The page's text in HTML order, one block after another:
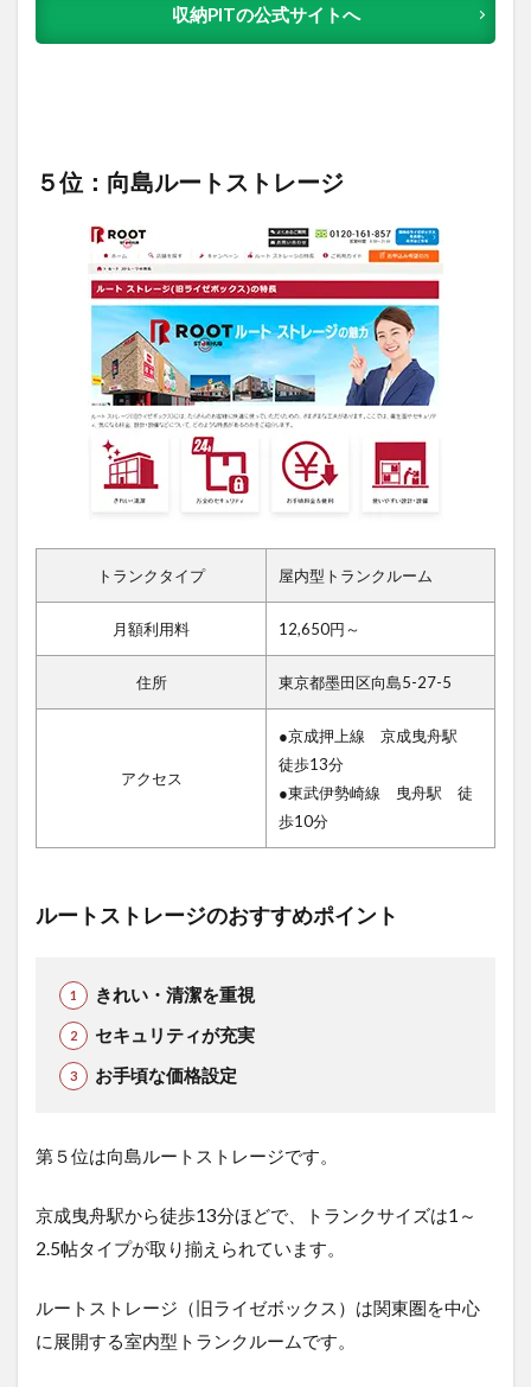
収納PITの公式サイトへ
５位：向島ルートストレージ
トランクタイプ 屋内型トランクルーム
月額利用料 12,650円～
住所 東京都墨田区向島5-27-5
アクセス
●京成押上線 京成曳舟駅
徒歩13分
●東武伊勢崎線 曳舟駅 徒
歩10分
ルートストレージのおすすめポイント
きれい・清潔を重視
セキュリティが充実
お手頃な価格設定
第５位は向島ルートストレージです。
京成曳舟駅から徒歩13分ほどで、
トランクサイズは1～
2.5帖タイプが取り揃えられています。
ルートストレージ（旧ライゼボックス）は関東圏を中心
に展開する室内型トランクルームです。